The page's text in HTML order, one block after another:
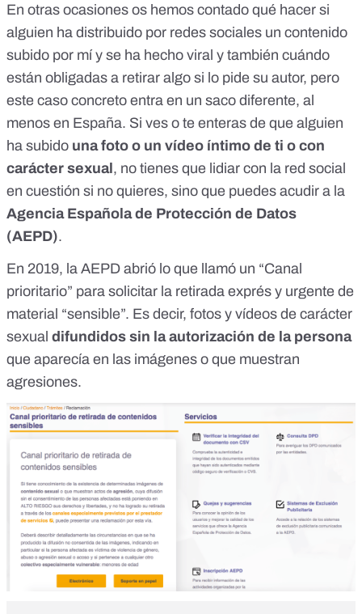
En otras ocasiones os hemos contado qué hacer si
alguien ha distribuido por redes sociales un contenido
subido por mí y se ha hecho viral y también cuándo
están obligadas a retirar algo si lo pide su autor, pero
este caso concreto entra en un saco diferente, al
menos en España. Si ves o te enteras de que alguien
ha subido una foto o un vídeo íntimo de ti o con
carácter sexual, no tienes que lidiar con la red social
en cuestión si no quieres, sino que puedes acudir a la
Agencia Española de Protección de Datos
(AEPD).
En 2019, la AEPD abrió lo que llamó un “Canal
prioritario” para solicitar la retirada exprés y urgente de
material “sensible”. Es decir, fotos y vídeos de carácter
sexual difundidos sin la autorización de la persona
que aparecía en las imágenes o que muestran
agresiones.